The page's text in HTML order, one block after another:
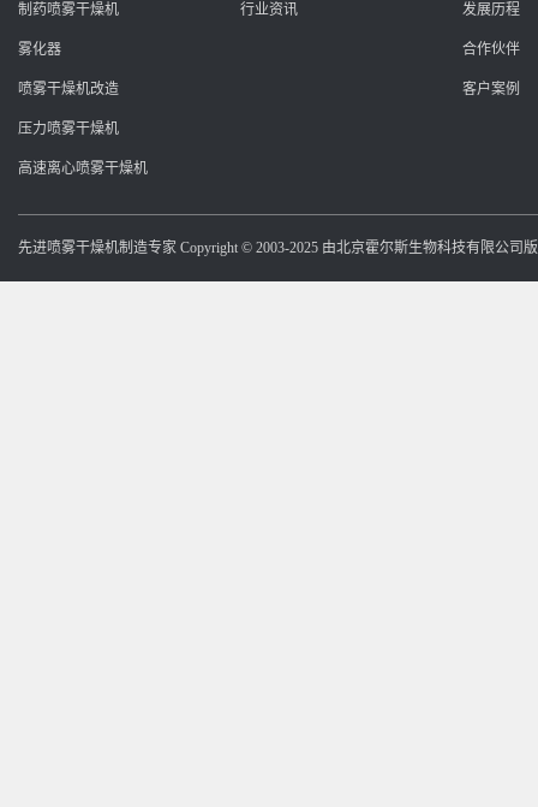
制药喷雾干燥机
雾化器
喷雾干燥机改造
压力喷雾干燥机
高速离心喷雾干燥机
行业资讯 发展历程
合作伙伴
客户案例
先进喷雾干燥机制造专家 Copyright © 2003-2025 由北京霍尔斯生物科技有限公司